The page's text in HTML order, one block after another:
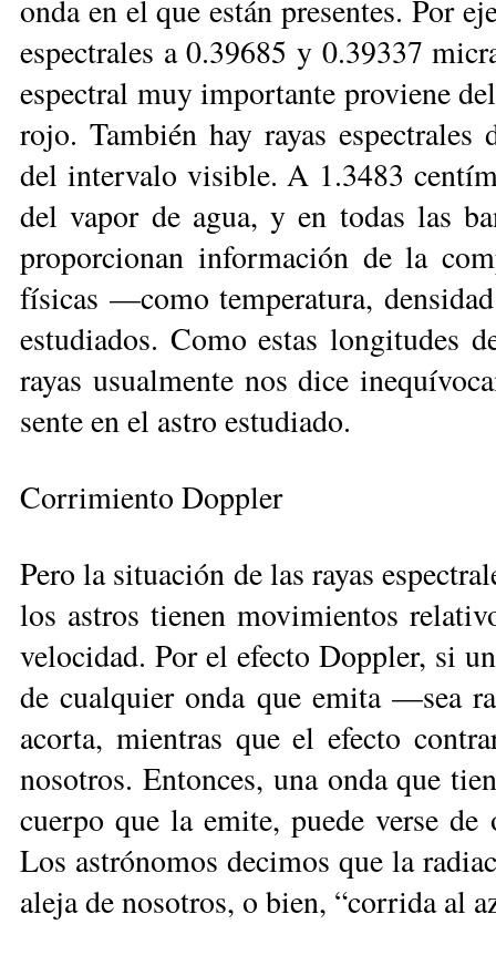
onda en el que están pre­sen­tes. Por
espectrales a 0.39685 y 0.39337
espectral muy im­por­tante proviene
rojo. También hay rayas
del intervalo visible. A 1.3483
del vapor de agua, y en todas las
proporcionan información de la
físicas —como temperatura,
estudiados. Como estas lon­gitudes
rayas usualmente nos dice
sente en el astro es­tudiado.
Corrimiento Doppler
Pero la situación de las rayas
los astros tienen movimientos
velocidad. Por el efecto Dop­pler, si
de cualquier onda que emita —sea
acorta, mientras que el efec­to
nosotros. Entonces, una on­da que
cuerpo que la emite, pue­de verse
Los astrónomos decimos que la
aleja de nosotros, o bien, “corrida al